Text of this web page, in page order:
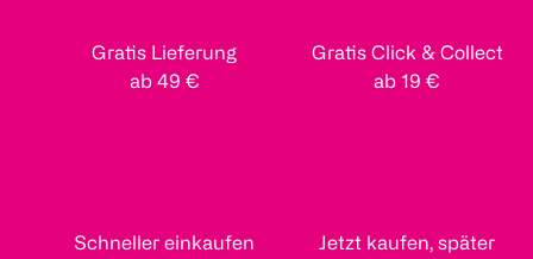
Gratis Lieferung
ab 49 €
Gratis Click & Collect
ab 19 €
Schneller einkaufen
Jetzt kaufen, später